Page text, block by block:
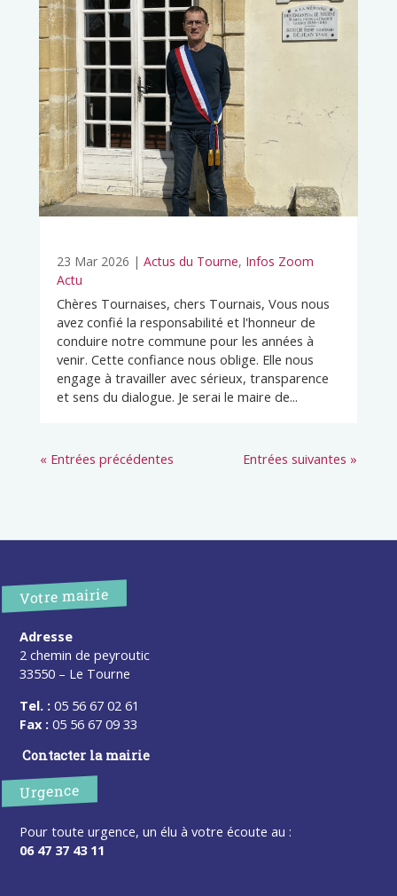
23 Mar 2026 | Actus du Tourne, Infos Zoom
Actu
Chères Tournaises, chers Tournais, Vous nous
avez confié la responsabilité et l'honneur de
conduire notre commune pour les années à
venir. Cette confiance nous oblige. Elle nous
engage à travailler avec sérieux, transparence
et sens du dialogue. Je serai le maire de...
« Entrées précédentes Entrées suivantes »
Votre mairie
Adresse
2 chemin de peyroutic
33550 – Le Tourne
Tel. : 05 56 67 02 61
Fax : 05 56 67 09 33
Contacter la mairie
Urgence
Pour toute urgence, un élu à votre écoute au :
06 47 37 43 11